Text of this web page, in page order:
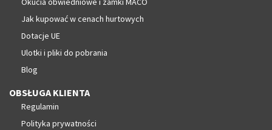
Jak kupować w cenach hurtowych
Dotacje UE
Ulotki i pliki do pobrania
Blog
OBSŁUGA KLIENTA
Regulamin
Polityka prywatności